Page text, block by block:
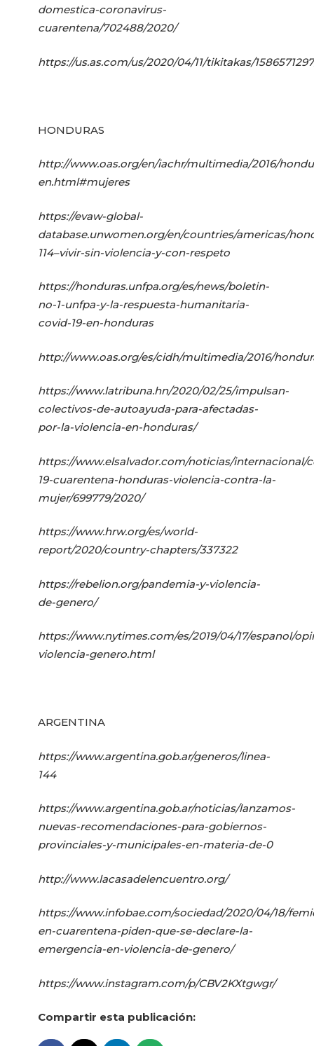
domestica-coronavirus-
cuarentena/702488/2020/
https://us.as.com/us/2020/04/11/tikitakas/
HONDURAS
http://www.oas.org/en/iachr/multimedia/2016/
en.html#mujeres
https://evaw-global-
database.unwomen.org/en/countries/americas/
114–vivir-sin-violencia-y-con-respeto
https://honduras.unfpa.org/es/news/boletin-
no-1-unfpa-y-la-respuesta-humanitaria-
covid-19-en-honduras
http://www.oas.org/es/cidh/multimedia/2016/
https://www.latribuna.hn/2020/02/25/impulsan-
colectivos-de-autoayuda-para-afectadas-
por-la-violencia-en-honduras/
https://www.elsalvador.com/noticias/internacional/
19-cuarentena-honduras-violencia-contra-la-
mujer/699779/2020/
https://www.hrw.org/es/world-
report/2020/country-chapters/337322
https://rebelion.org/pandemia-y-violencia-
de-genero/
https://www.nytimes.com/es/2019/04/17/espanol/
violencia-genero.html
ARGENTINA
https://www.argentina.gob.ar/generos/linea-
144
https://www.argentina.gob.ar/noticias/lanzamos-
nuevas-recomendaciones-para-gobiernos-
provinciales-y-municipales-en-materia-de-0
http://www.lacasadelencuentro.org/
https://www.infobae.com/sociedad/2020/04/18/
en-cuarentena-piden-que-se-declare-la-
emergencia-en-violencia-de-genero/
https://www.instagram.com/p/CBV2KXtgwgr/
Compartir esta publicación: